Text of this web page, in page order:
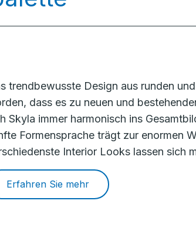
trendbewusste Design aus runden
dass es zu neuen und
Skyla immer harmonisch ins
Formensprache trägt zur enormen
Interior Looks lassen sich
Erfahren Sie mehr